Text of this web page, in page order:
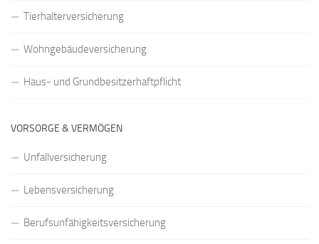
Tierhalterversicherung
Wohngebäudeversicherung
Haus- und Grundbesitzerhaftpflicht
VORSORGE & VERMÖGEN
Unfallversicherung
Lebensversicherung
Berufsunfähigkeitsversicherung